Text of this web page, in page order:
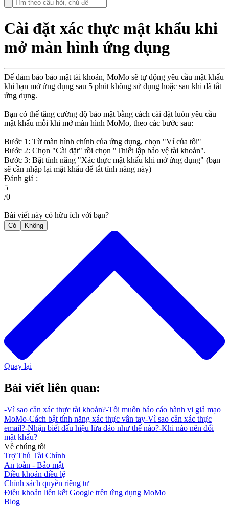
Cài đặt xác thực mật khẩu khi
mở màn hình ứng dụng
Để đảm bảo bảo mật tài khoản, MoMo sẽ tự động yêu cầu mật khẩu
khi bạn mở ứng dụng sau 5 phút không sử dụng hoặc sau khi đã tắt
ứng dụng.
Bạn có thể tăng cường độ bảo mật bằng cách cài đặt luôn yêu cầu
mật khẩu mỗi khi mở màn hình MoMo, theo các bước sau:
Bước 1: Từ màn hình chính của ứng dụng, chọn "Ví của tôi"
Bước 2: Chọn "Cài đặt" rồi chọn "Thiết lập bảo vệ tài khoản".
Bước 3: Bật tính năng "Xác thực mật khẩu khi mở ứng dụng" (bạn
sẽ cần nhập lại mật khẩu để tắt tính năng này)
Đánh giá :
5
/0
Bài viết này có hữu ích với bạn?
Có Không
Quay lại
Bài viết liên quan:
-Vì sao cần xác thực tài khoản?-Tôi muốn báo cáo hành vi giả mạo
MoMo-Cách bật tính năng xác thực vân tay-Vì sao cần xác thực
email?-Nhận biết dấu hiệu lừa đảo như thế nào?-Khi nào nên đổi
mật khẩu?
Về chúng tôi
Trợ Thủ Tài Chính
An toàn - Bảo mật
Điều khoản điều lệ
Chính sách quyền riêng tư
Điều khoản liên kết Google trên ứng dụng MoMo
Blog